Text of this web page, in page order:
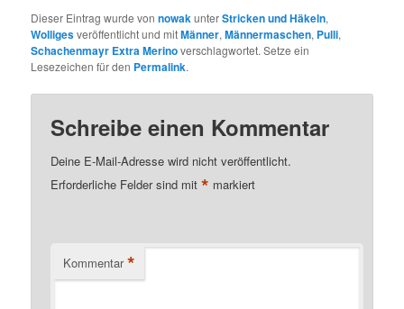
Dieser Eintrag wurde vonnowakunterStricken und Häkeln,
Wolligesveröffentlicht und mitMänner,Männermaschen, Pulli,
Schachenmayr Extra Merinoverschlagwortet. Setze ein
Lesezeichen für den Permalink.
Schreibe einen Kommentar
Deine E-Mail-Adresse wird nicht veröffentlicht.
Erforderliche Felder sind mit* markiert
Kommentar *